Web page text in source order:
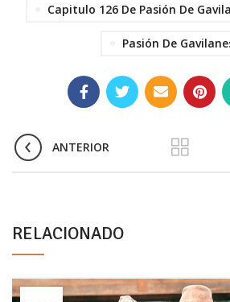
Capitulo 126 De Pasión De
Pasión De
ANTERIOR
RELACIONADO